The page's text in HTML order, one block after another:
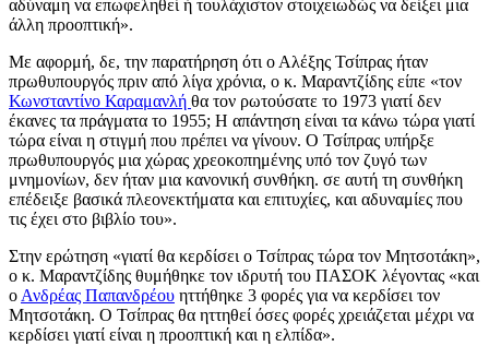
αδύναμη να επωφεληθεί ή τουλάχιστον στοιχειωδώς να δείξει μια
άλλη προοπτική».
Με αφορμή, δε, την παρατήρηση ότι ο Αλέξης Τσίπρας ήταν
πρωθυπουργός πριν από λίγα χρόνια, ο κ. Μαραντζίδης είπε «τον
Κωνσταντίνο Καραμανλή θα τον ρωτούσατε το 1973 γιατί δεν
έκανες τα πράγματα το 1955; Η απάντηση είναι τα κάνω τώρα γιατί
τώρα είναι η στιγμή που πρέπει να γίνουν. Ο Τσίπρας υπήρξε
πρωθυπουργός μια χώρας χρεοκοπημένης υπό τον ζυγό των
μνημονίων, δεν ήταν μια κανονική συνθήκη. σε αυτή τη συνθήκη
επέδειξε βασικά πλεονεκτήματα και επιτυχίες, και αδυναμίες που
τις έχει στο βιβλίο του».
Στην ερώτηση «γιατί θα κερδίσει ο Τσίπρας τώρα τον Μητσοτάκη»,
ο κ. Μαραντζίδης θυμήθηκε τον ιδρυτή του ΠΑΣΟΚ λέγοντας «και
οΑνδρέας Παπανδρέου ηττήθηκε 3 φορές για να κερδίσει τον
Μητσοτάκη. Ο Τσίπρας θα ηττηθεί όσες φορές χρειάζεται μέχρι να
κερδίσει γιατί είναι η προοπτική και η ελπίδα».